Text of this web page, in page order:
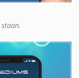
staan.